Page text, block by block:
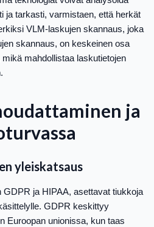
ja tarkasti, varmistaen, että herkät
VLM-laskujen skannaus, joka
skannaus, on keskeinen osa
mahdollistaa laskutietojen
ja
yleiskatsaus
ja HIPAA, asettavat tiukkoja
GDPR keskittyy
Euroopan unionissa, kun taas